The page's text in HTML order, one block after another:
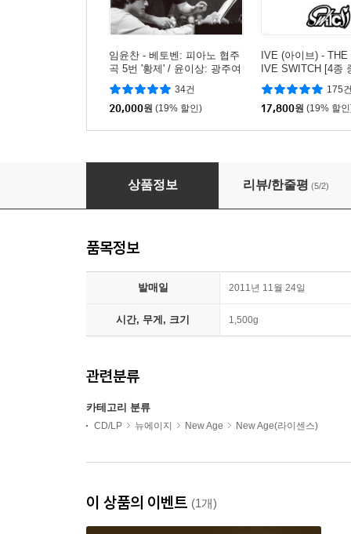
임윤찬 - 베토벤: 피아노 협주
곡 5번 '황제' / 윤이상: 광주여
영원히 / 바버: 현을 위한 아
다지오 (Beethoven / Isang Y
un / Barber)
34건
20,000원 (19% 할인)
IVE (아이브) -
IVE SWITCH [4종
덤발송]
175
17,800원 (19% 할
이루마 (Yiruma) - Yiruma & Piano: The Very
상품정보 리뷰/한줄평 (5/2)
품목정보
발매일 2011년 11월 24일
시간, 무게, 크기 1,500g
관련분류
카테고리 분류
CD/LP 뉴에이지 New Age New Age(라이센스)
이 상품의 이벤트 (1개)